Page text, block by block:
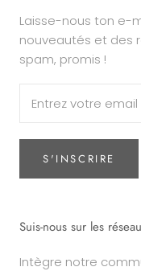
Laisse-nous ton e-
nouveautés et des
spam, promis !
S'INSCRIRE
Suis-nous sur les
Intègre notre